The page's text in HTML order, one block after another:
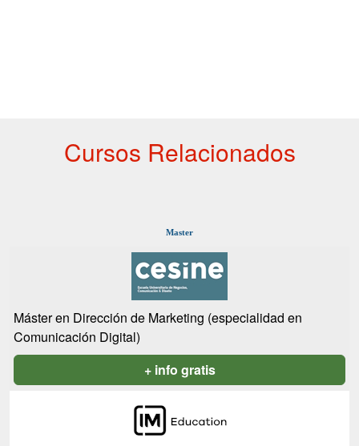
Cursos Relacionados
Master
Máster en Dirección de Marketing (especialidad en
Comunicación Digital)
+ info gratis